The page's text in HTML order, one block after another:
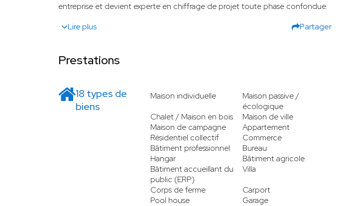
entreprise et devient experte en chiffrage de projet toute phase confondue.
Lire plus
Partager
Prestations
18 types de
biens
Maison individuelle
Maison passive /
écologique
Chalet / Maison en bois
Maison de ville
Maison de campagne
Appartement
Résidentiel collectif
Commerce
Bâtiment professionnel
Bureau
Hangar
Bâtiment agricole
Bâtiment accueillant du
public (ERP)
Villa
Corps de ferme
Carport
Pool house
Garage